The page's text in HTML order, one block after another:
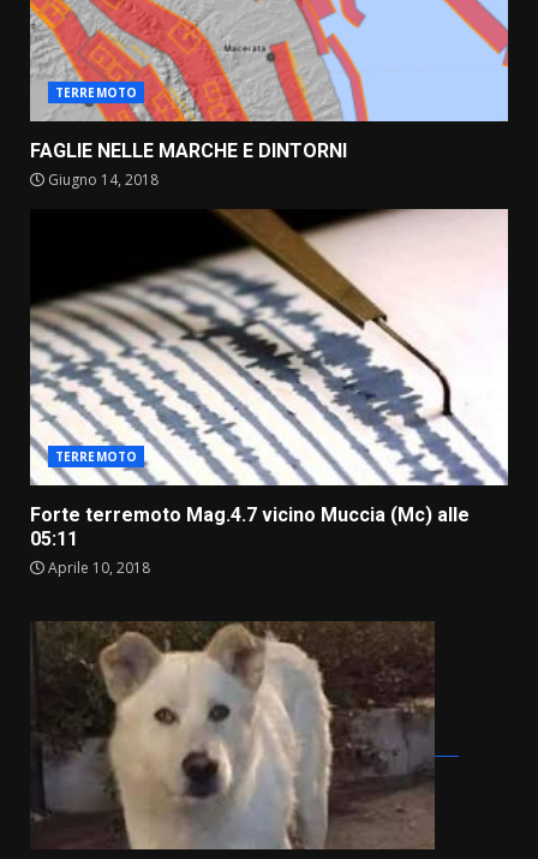
TERREMOTO
FAGLIE NELLE MARCHE E DINTORNI
Giugno 14, 2018
TERREMOTO
Forte terremoto Mag.4.7 vicino Muccia (Mc) alle
05:11
Aprile 10, 2018